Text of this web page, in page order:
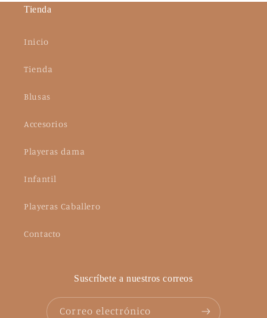
Tienda
Inicio
Tienda
Blusas
Accesorios
Playeras dama
Infantil
Playeras Caballero
Contacto
Suscríbete a nuestros correos
Correo electrónico